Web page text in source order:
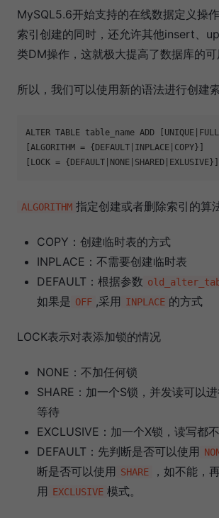
MySQL5.6开始支持的在线数据定义操
索引创建的同时，还允许其他insert、
类DM操作，这就极大提高了数据库的可
所以，我们可以使用新的语法进行创建
ALTER TABLE table_name ADD
[ALGORITHM = {DEFAULT|INPLACE|COPY}]
ALGORITHM 指定创建或者删除索引的算
COPY：创建临时表的方式
INPLACE：不需要创建临时表
DEFAULT：根据参数
如果是 OFF ,采用 INPLACE 的方式
LOCK表示对表添加锁的情况
NONE：不加任何锁
SHARE：加一个S锁，并发读可以
等待
EXCLUSIVE：加一个X锁，读写都
DEFAULT：先判断是否可以使用
断是否可以使用 SHARE
，如不能，
用 EXCLUSIVE 模式。